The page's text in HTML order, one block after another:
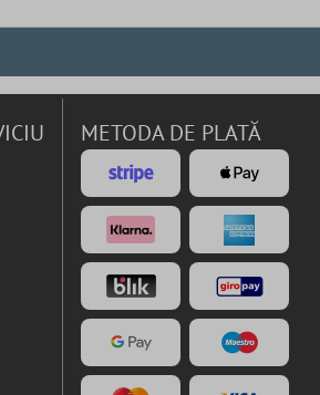
METODA DE PLATĂ